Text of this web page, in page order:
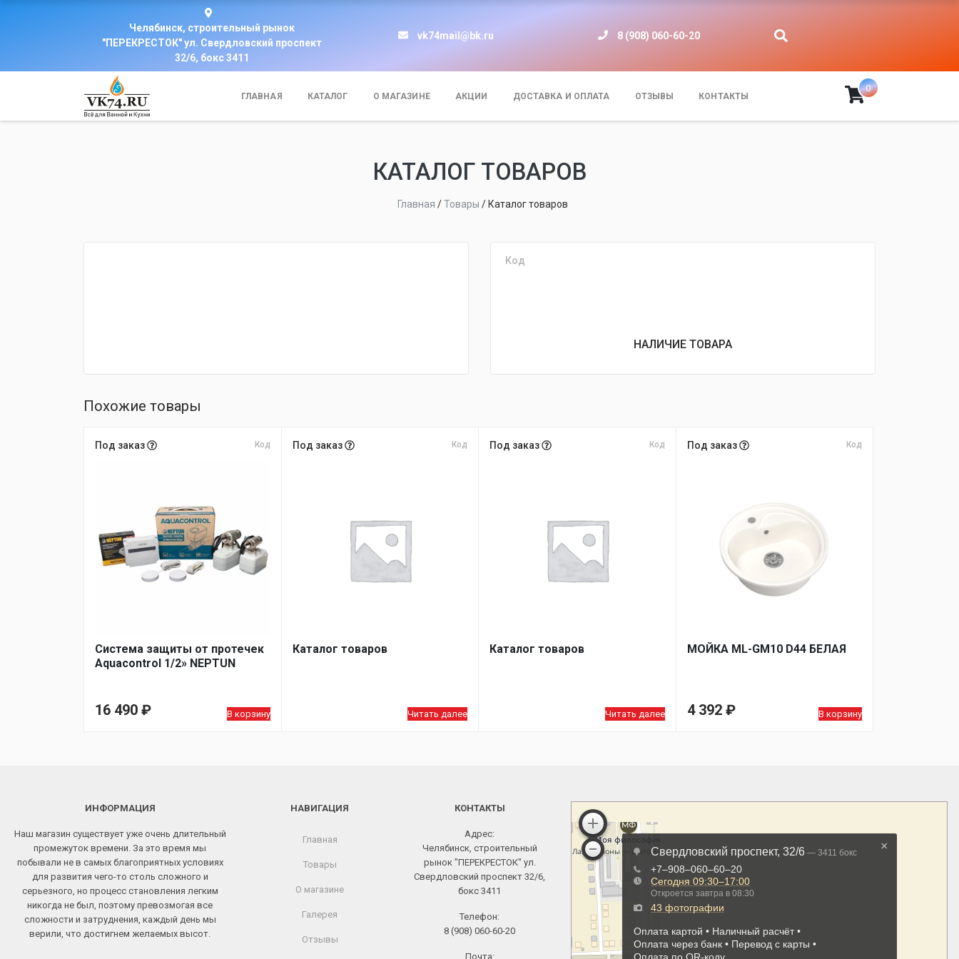
Челябинск, строительный рынок
"ПЕРЕКРЕСТОК" ул. Свердловский проспект
32/6, бокс 3411
vk74mail@bk.ru 8 (908) 060-60-20
ГЛАВНАЯ КАТАЛОГ О МАГАЗИНЕ АКЦИИ ДОСТАВКА И ОПЛАТА ОТЗЫВЫ КОНТАКТЫ
0
КАТАЛОГ ТОВАРОВ
Главная /Товары / Каталог товаров
Код
НАЛИЧИЕ ТОВАРА
Похожие товары
Под заказ Код
Система защиты от протечек
Aquacontrol 1/2» NEPTUN
16 490 ₽ В корзину
Под заказ Код
Каталог товаров
Читать далее
Под заказ Код
Каталог товаров
Читать далее
Под заказ Код
МОЙКA ML-GM10 D44 БЕЛАЯ
4 392 ₽ В корзину
ИНФОРМАЦИЯ
Наш магазин существует уже очень длительный
промежуток времени. За это время мы
побывали не в самых благоприятных условиях
для развития чего-то столь сложного и
серьезного, но процесс становления легким
никогда не был, поэтому превозмогая все
сложности и затруднения, каждый день мы
верили, что достигнем желаемых высот.
НАВИГАЦИЯ
Главная
Товары
О магазине
Галерея
Отзывы
КОНТАКТЫ
Адрес:
Челябинск, строительный
рынок "ПЕРЕКРЕСТОК" ул.
Свердловский проспект 32/6,
бокс 3411
Телефон:
8 (908) 060-60-20
Почта: